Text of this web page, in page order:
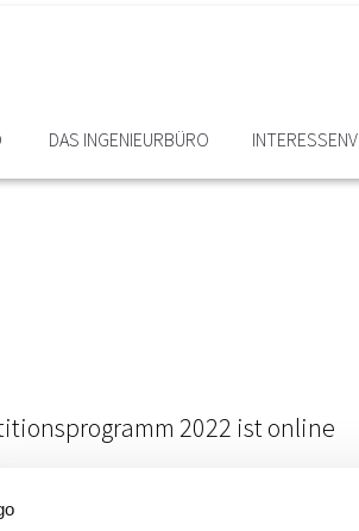
DAS INGENIEURBÜRO
2022 ist online
Landes Kärnten (alle Abteilungen und
Veröffentlichung aller